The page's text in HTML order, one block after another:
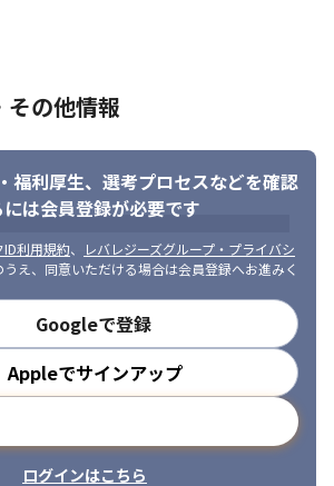
その他情報
福利厚生、 選考プロセスなどを確認
には会員登録が必要です
ID利用規約、
レバレジーズグループ・プライバシ
うえ、同意いただける場合は会員登録へお進みく
Googleで登録
Appleでサインアップ
ログインはこちら